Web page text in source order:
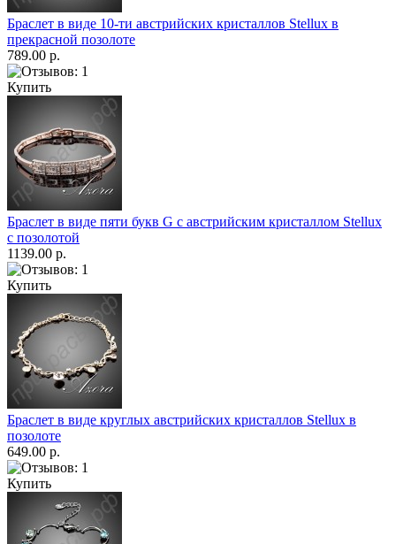
Браслет в виде 10-ти австрийских кристаллов Stellux в
прекрасной позолоте
789.00 р.
Купить
Браслет в виде пяти букв G с австрийским кристаллом Stellux
с позолотой
1139.00 р.
Купить
Браслет в виде круглых австрийских кристаллов Stellux в
позолоте
649.00 р.
Купить